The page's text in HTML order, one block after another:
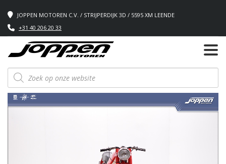
JOPPEN MOTOREN C.V. / STRIJPERDIJK 3D / 5595 XM LEENDE
+31 40 206 20 33
Producten
zoeken